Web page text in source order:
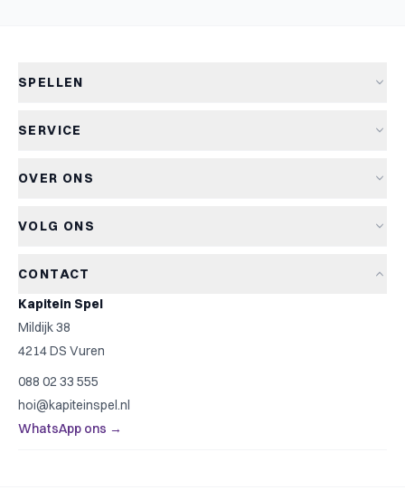
SPELLEN
Nieuwe spellen
Kinderspellen
Top 10
SERVICE
Retourneren
OVER ONS
Het Kapiteinsspel
Spelregels
Contact
VOLG ONS
CONTACT
Kapitein Spel
Mildijk 38
4214 DS Vuren
088 02 33 555
hoi@kapiteinspel.nl
WhatsApp ons →